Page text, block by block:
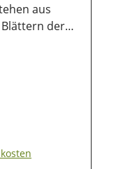
aus
der
das